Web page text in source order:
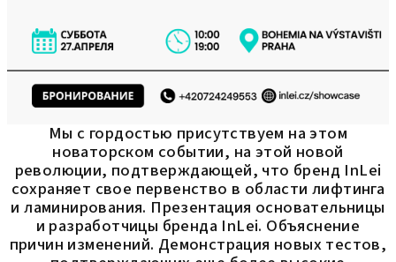
Мы с гордостью присутствуем на этом
новаторском событии, на этой новой
революции, подтверждающей, что бренд InLei
сохраняет свое первенство в области лифтинга
и ламинирования. Презентация основательницы
и разработчицы бренда InLei. Объяснение
причин изменений. Демонстрация новых тестов,